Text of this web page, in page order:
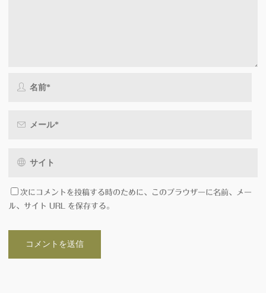
次にコメントを投稿する時のために、このブラウザーに名前、メー
ル、サイト URL を保存する。